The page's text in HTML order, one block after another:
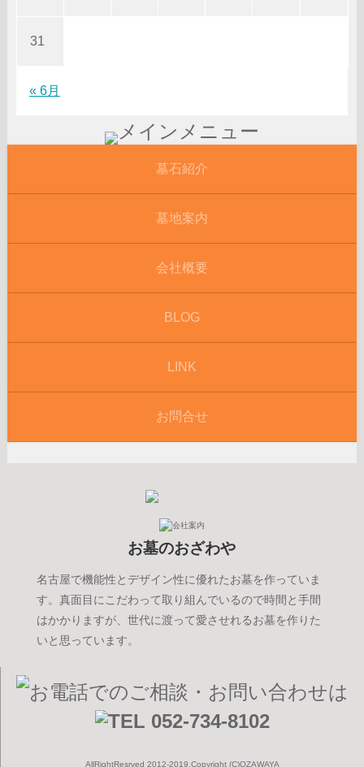
« 6月
31
墓石紹介
墓地案内
会社概要
BLOG
LINK
お問合せ
お墓のおざわや
名古屋で機能性とデザイン性に優れたお墓を作っていま
す。真面目にこだわって取り組んでいるので時間と手間
はかかりますが、世代に渡って愛させれるお墓を作りた
いと思っています。
AllRightResrved 2012-2019.Copyright (C)OZAWAYA